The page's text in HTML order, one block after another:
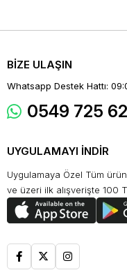
BİZE ULAŞIN
Whatsapp Destek Hattı:
0549 725
UYGULAMAYI İNDİR
Uygulamaya Özel Tüm
ve üzeri ilk alışverişte 100